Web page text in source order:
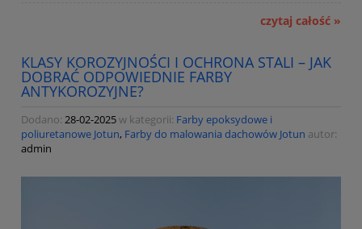
czytaj całość »
KLASY KOROZYJNOŚCI I OCHRONA STALI – JAK
DOBRAĆ ODPOWIEDNIE FARBY
ANTYKOROZYJNE?
Dodano: 28-02-2025w kategorii: Farby epoksydowe i
poliuretanowe Jotun, Farby do malowania dachowów Jotun autor:
admin